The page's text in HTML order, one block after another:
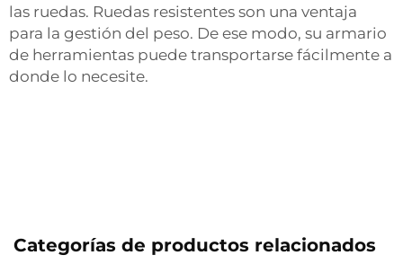
las ruedas. Ruedas resistentes son una ventaja
para la gestión del peso. De ese modo, su armario
de herramientas puede transportarse fácilmente a
donde lo necesite.
Categorías de productos relacionados